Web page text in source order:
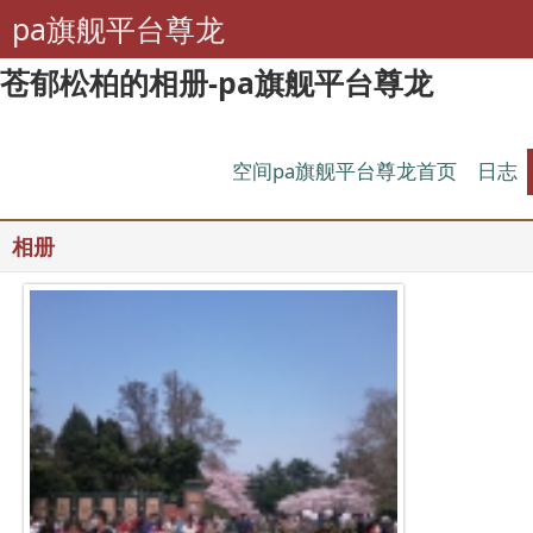
苍郁松柏的相册-pa旗舰平台尊龙
pa旗舰平台尊龙
空间pa旗舰平台尊龙首页 日志
相册